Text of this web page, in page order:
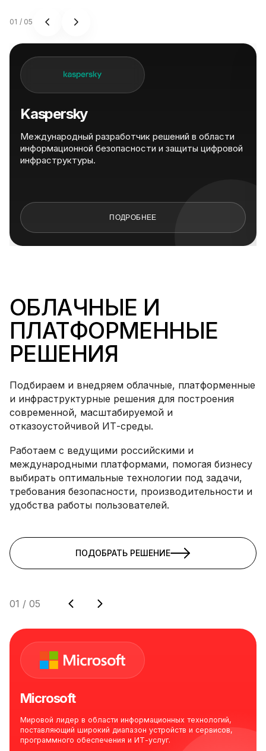
01 / 05
Kaspersky
Международный разработчик решений в области
информационной безопасности и защиты цифровой
инфраструктуры.
ПОДРОБНЕЕ
01 / 05
Microsoft
Мировой лидер в области информационных технологий,
поставляющий широкий диапазон устройств и сервисов,
программного обеспечения и ИТ-услуг.
ОБЛАЧНЫЕ И
ПЛАТФОРМЕННЫЕ
РЕШЕНИЯ
Подбираем и внедряем облачные, платформенные
и инфраструктурные решения для построения
современной, масштабируемой и
отказоустойчивой ИТ-среды.
Работаем с ведущими российскими и
международными платформами, помогая бизнесу
выбирать оптимальные технологии под задачи,
требования безопасности, производительности и
удобства работы пользователей.
ПОДОБРАТЬ РЕШЕНИЕ